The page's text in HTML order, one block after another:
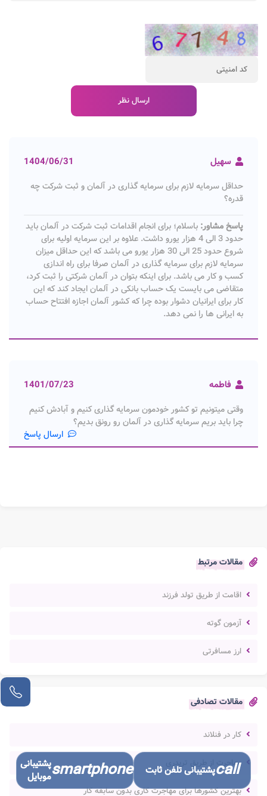
مقالات مرتبط
اقامت از طریق تولد فرزند
آزمون گوته
ارز مسافرتی
مقالات تصادفی
کار در فنلاند
مهاجرت از طریق تریدری
بهترین کشورها برای مهاجرت کاری بدون سابقه کار
سهیل 1404/06/31
حداقل سرمایه لازم برای سرمایه گذاری در آلمان و ثبت شرکت چه
قدره؟
پاسخ مشاور: باسلام؛ برای انجام اقدامات ثبت شرکت در آلمان باید
حدود 3 الی 4 هزار یورو داشت. علاوه بر این سرمایه اولیه برای
شروع حدود 25 الی 30 هزار یورو می باشد که این حداقل میزان
سرمایه لازم برای سرمایه گذاری در آلمان​ صرفا برای راه اندازی
کسب و کار می باشد. برای اینکه بتوان در آلمان شرکتی را ثبت کرد،
متقاضی می بایست یک حساب بانکی در آلمان ایجاد کند که این
کار برای ایرانیان دشوار بوده چرا که کشور آلمان اجازه افتتاح حساب
به ایرانی ها را نمی دهد.
فاطمه 1401/07/23
وقتی میتونیم تو کشور خودمون سرمایه گذاری کنیم و آبادش کنیم
چرا باید بریم سرمایه گذاری در آلمان رو رونق بدیم؟
ارسال پاسخ
callپشتیبانی تلفن ثابت smartphoneپشتیبانی
موبایل